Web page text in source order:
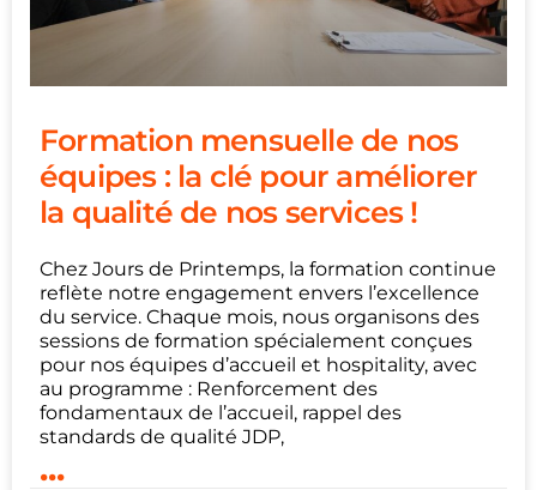
Formation mensuelle de nos
équipes : la clé pour améliorer
la qualité de nos services !
Chez ‌Jours de Printemps, la formation continue
reflète notre engagement envers l’excellence
du service. Chaque mois, nous organisons des
sessions de formation spécialement conçues
pour nos équipes d’accueil et hospitality, avec
au programme : Renforcement des
fondamentaux de l’accueil, rappel des
standards de qualité JDP,
...